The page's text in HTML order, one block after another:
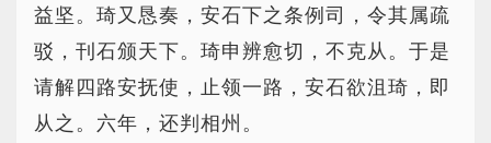
益坚。琦又恳奏，安石下之条例司，令其属疏
驳，刊石颁天下。琦申辨愈切，不克从。于是
请解四路安抚使，止领一路，安石欲沮琦，即
从之。六年，还判相州。